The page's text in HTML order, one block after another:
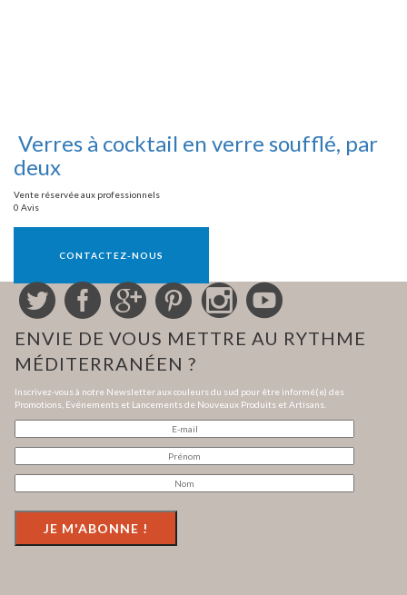
Verres à cocktail en verre soufflé, par
deux
Vente réservée aux professionnels
0 Avis
CONTACTEZ-NOUS
ENVIE DE VOUS METTRE AU RYTHME
MÉDITERRANÉEN ?
Inscrivez-vous à notre Newsletter aux couleurs du sud pour être informé(e) des
Promotions, Evénements et Lancements de Nouveaux Produits et Artisans.